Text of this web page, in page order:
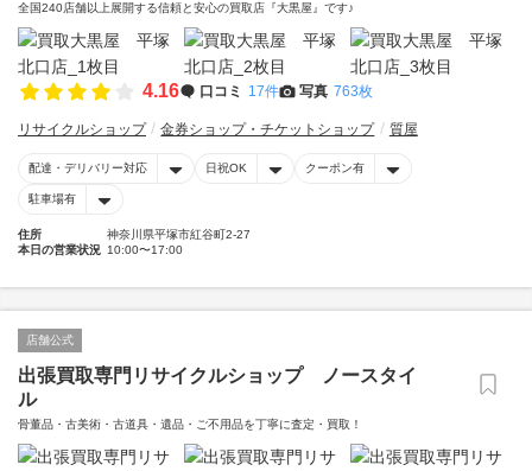
全国240店舗以上展開する信頼と安心の買取店『大黒屋』です♪
4.16 口コミ 17件 写真 763枚
リサイクルショップ 金券ショップ・チケットショップ 質屋
配達・デリバリー対応 日祝OK クーポン有
駐車場有
住所
神奈川県平塚市紅谷町2-27
本日の営業状況 10:00〜17:00
店舗公式
出張買取専門リサイクルショップ ノースタイ
ル
骨董品・古美術・古道具・遺品・ご不用品を丁寧に査定・買取！